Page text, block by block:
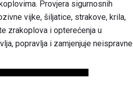
Provjera sigurnosnih
vijke, šiljatice, strakove, krila,
zrakoplova i opterećenja u
popravlja i zamjenjuje neispravne